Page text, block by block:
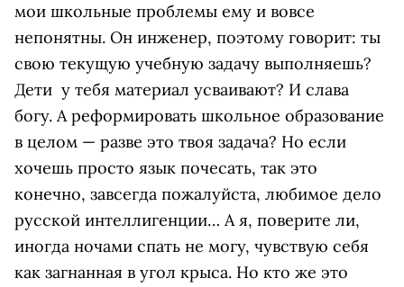
мои школьные проблемы ему и вовсе
непонятны. Он инженер, поэтому говорит: ты
свою текущую учебную задачу выполняешь?
Дети у тебя материал усваивают? И слава
богу. А реформировать школьное образование
в целом — разве это твоя задача? Но если
хочешь просто язык почесать, так это
конечно, завсегда пожалуйста, любимое дело
русской интеллигенции… А я, поверите ли,
иногда ночами спать не могу, чувствую себя
как загнанная в угол крыса. Но кто же это